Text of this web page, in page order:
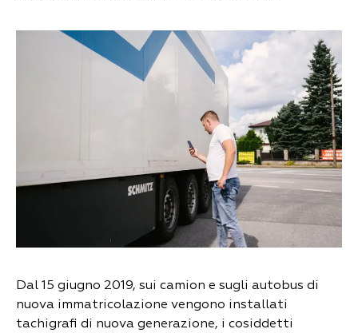
Dal 15 giugno 2019, sui camion e sugli autobus di
nuova immatricolazione vengono installati
tachigrafi di nuova generazione, i cosiddetti